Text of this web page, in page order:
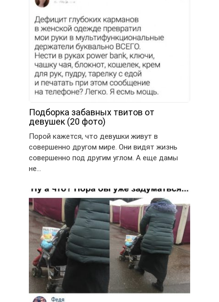
Подборка забавных твитов от
девушек (20 фото)
Порой кажется, что девушки живут в
совершенно другом мире. Они видят жизнь
совершенно под другим углом. А еще дамы
не…